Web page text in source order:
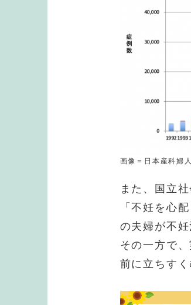
画像＝日本産科婦
また、国立
「不妊を心
の夫婦が不
その一方で
前に立ちす